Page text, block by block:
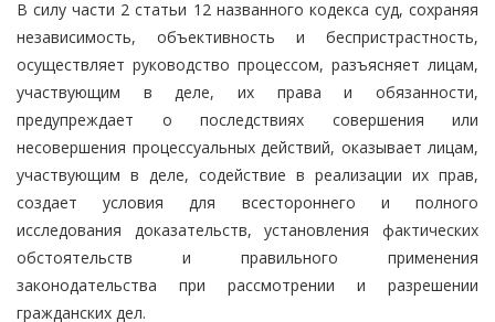
В силу части 2 статьи 12 названного кодекса суд, сохраняя
независимость, объективность и беспристрастность,
осуществляет руководство процессом, разъясняет лицам,
участвующим в деле, их права и обязанности,
предупреждает о последствиях совершения или
несовершения процессуальных действий, оказывает лицам,
участвующим в деле, содействие в реализации их прав,
создает условия для всестороннего и полного
исследования доказательств, установления фактических
обстоятельств и правильного применения
законодательства при рассмотрении и разрешении
гражданских дел.